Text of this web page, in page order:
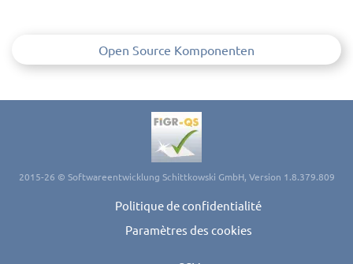
Open Source Komponenten
2015-26 © Softwareentwicklung Schittkowski GmbH, Version 1.8.379.809
Politique de confidentialité
Paramètres des cookies